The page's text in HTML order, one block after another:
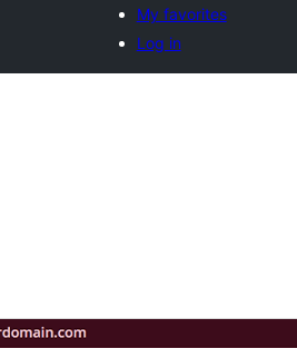
My favorites
Log in